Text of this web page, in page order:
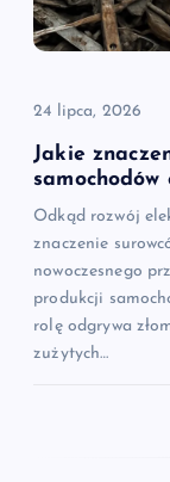
24 lipca, 2026
Jakie
samochodów
Odkąd rozwój
znaczenie
nowoczesnego
produkcji
rolę odgrywa
zużytych…